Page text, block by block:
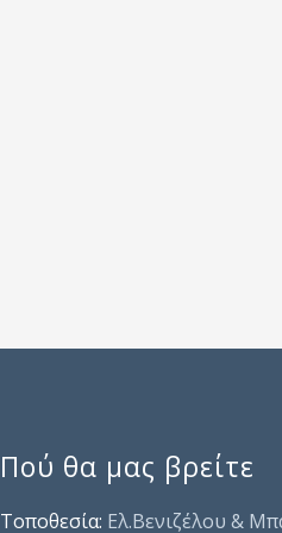
Πού θα μας βρείτε
Τοποθεσία: Ελ.Βενιζέλου &